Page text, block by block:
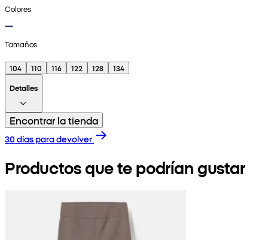
Colores
Tamaños
104 110 116 122 128
134
Detalles
Encontrar la tienda
30 días para devolver
Productos que te podrían gustar